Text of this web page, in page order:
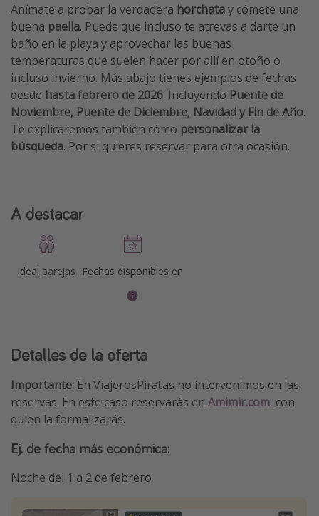
Anímate a probar la verdadera horchatay cómete una
buena paella. Puede que incluso te atrevas a darte un
baño en la playa y aprovechar las buenas
temperaturas que suelen hacer por allí en otoño o
incluso invierno. Más abajo tienes ejemplos de fechas
desde hasta febrero de 2026. Incluyendo Puente de
Noviembre, Puente de Diciembre, Navidad y Fin de Año.
Te explicaremos también cómo personalizar la
búsqueda. Por si quieres reservar para otra ocasión.
A destacar
Ideal parejas Fechas disponibles en
Detalles de la oferta
Importante: En ViajerosPiratas no intervenimos en las
reservas. En este caso reservarás en Amimir.com, con
quien la formalizarás.
Ej. de fecha más económica:
Noche del 1 a 2 de febrero